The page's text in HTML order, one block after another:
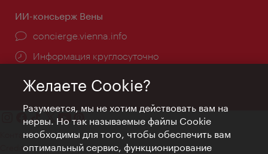
ИИ-консьерж Вены
concierge.vienna.info
Информация круглосуточно
Контакт
Credits
Желаете Cookie?
Разумеется, мы не хотим действовать вам на
нервы. Но так называемые файлы Cookie
необходимы для того, чтобы обеспечить вам
оптимальный сервис, функционирование